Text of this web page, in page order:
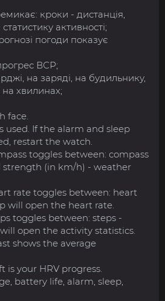
кроки - дистанція,
активності;
погоди показує
ВСР;
на заряді, на будильнику,
на хвилинах;
face.
used. If the alarm and sleep
restart the watch.
toggles between: compass
(in km/h) - weather
rate toggles between: heart
will open the heart rate.
toggles between: steps -
open the activity statistics.
shows the average
is your HRV progress.
battery life, alarm, sleep,